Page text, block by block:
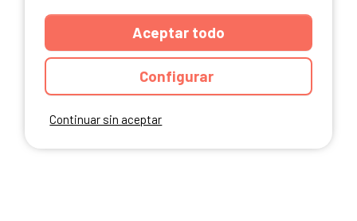
Continuar sin aceptar
Aceptar todo
Configurar